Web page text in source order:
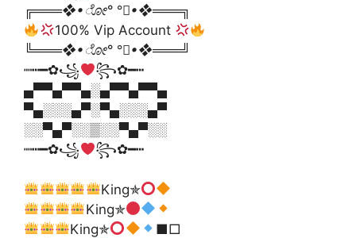
╔═══❖•ೋ° °ೋ•❖═══╗
100% Vip Account
╚═══❖•ೋ° °ೋ•❖═══╝
┉┅━✿꧁
꧂✿━┅
▄▀▀▄▀▀▄░▄▀▀▄▀▀▄
▀▄░░░▄▀░▀▄░░░▄▀
░░▀▄▀░░▒░░▀▄▀░░
┉┅━✿꧁
꧂✿━┅
King✯
King✯
King✯
■□